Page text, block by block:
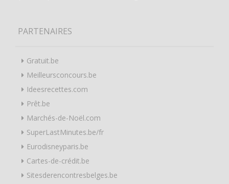
PARTENAIRES
Gratuit.be
Meilleursconcours.be
Ideesrecettes.com
Prêt.be
Marchés-de-Noël.com
SuperLastMinutes.be/fr
Eurodisneyparis.be
Cartes-de-crédit.be
Sitesderencontresbelges.be